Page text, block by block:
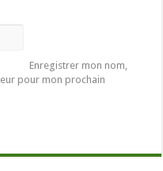
Enregistrer mon nom,
pour mon prochain